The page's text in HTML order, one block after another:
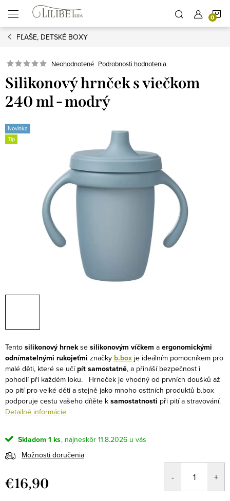
obsah
FĽAŠE, DETSKÉ BOXY
Neohodnotené Podrobnosti hodnotenia
Silikonový hrnček s viečkom
240 ml - modrý
Novinka
Tip
Tento silikonový hrnekse silikonovým víčkem a ergonomickými
odnímatelnými rukojeťmi značky b.box je ideálním pomocníkem pro
malé děti, které se učípít samostatně, a přináší bezpečnost i
pohodlí při každém loku.
Hrneček je vhodný od prvních doušků až
po pití pro velké děti a stejně jako mnoho osttních produktů b.box
podporuje cestu vašeho dítěte k samostatnosti při pití a stravování.
Detailné informácie
Skladom 1 ks
11.8.2026
Možnosti doručenia
€16,90